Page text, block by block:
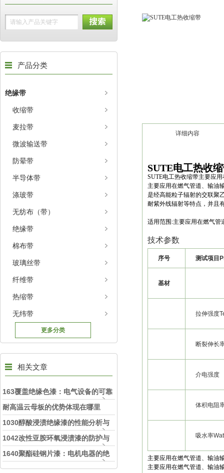
产品分类
绝缘带
收缩带
麦拉带
微波输送带
防晕带
半导体带
涤玻带
无纺布（带）
绝缘带
棉布带
玻璃丝带
纤维带
热缩带
无纬带
更多分类
相关文章
163覆盖绝缘色漆：电气设备的可靠
守护者
耐高温云母板的优势体现在哪里
1030醇酸浸渍绝缘漆的性能分析与
应用研究
1042改性亚胺环氧浸渍漆的防护与
持久耐用
1640聚酯硅钢片漆：电机电器的绝
缘守护天使
详细内容
SUTE电工热收
SUTE电工热收缩带主要应
主要应用在燃气管道、输油
是经高能粒子辐射的交联聚
耐紫外线辐射等特点，并且
适用范围:主要应用在燃气管
技术参数
序号 测试项目
基材
拉伸强度
断裂伸长
介电强度
体积电阻
吸水率
主要应用在燃气管道、输油
主要应用在燃气管道、输油